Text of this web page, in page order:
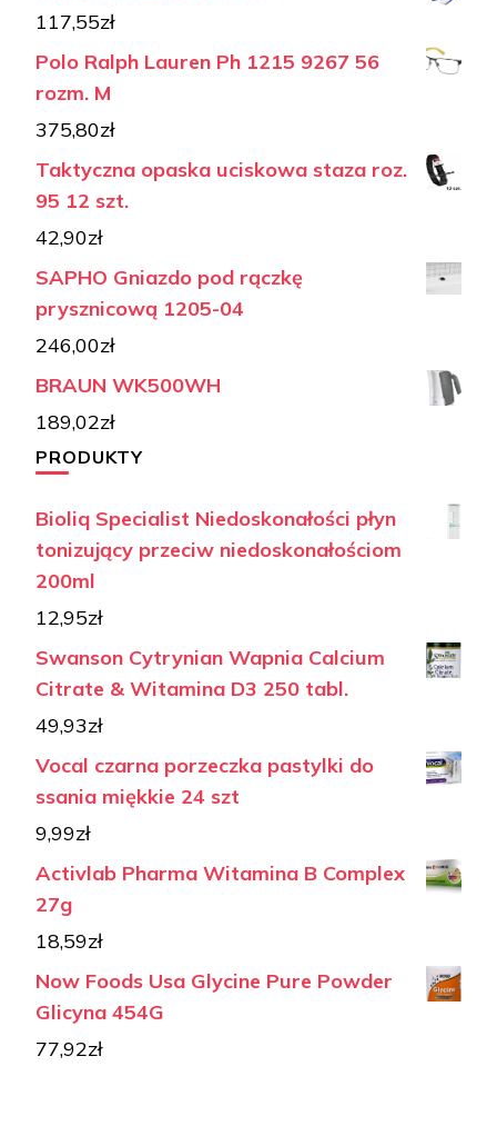
117,55zł
Polo Ralph Lauren Ph 1215 9267 56
rozm. M
375,80zł
Taktyczna opaska uciskowa staza roz.
95 12 szt.
42,90zł
SAPHO Gniazdo pod rączkę
prysznicową 1205-04
246,00zł
BRAUN WK500WH
189,02zł
PRODUKTY
Bioliq Specialist Niedoskonałości płyn
tonizujący przeciw niedoskonałościom
200ml
12,95zł
Swanson Cytrynian Wapnia Calcium
Citrate & Witamina D3 250 tabl.
49,93zł
Vocal czarna porzeczka pastylki do
ssania miękkie 24 szt
9,99zł
Activlab Pharma Witamina B Complex
27g
18,59zł
Now Foods Usa Glycine Pure Powder
Glicyna 454G
77,92zł